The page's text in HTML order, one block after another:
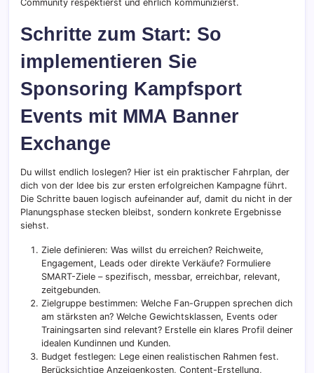
Community respektierst und ehrlich kommunizierst.
Schritte zum Start: So
implementieren Sie
Sponsoring Kampfsport
Events mit MMA Banner
Exchange
Du willst endlich loslegen? Hier ist ein praktischer Fahrplan, der
dich von der Idee bis zur ersten erfolgreichen Kampagne führt.
Die Schritte bauen logisch aufeinander auf, damit du nicht in der
Planungsphase stecken bleibst, sondern konkrete Ergebnisse
siehst.
Ziele definieren: Was willst du erreichen? Reichweite,
Engagement, Leads oder direkte Verkäufe? Formuliere
SMART-Ziele – spezifisch, messbar, erreichbar, relevant,
zeitgebunden.
Zielgruppe bestimmen: Welche Fan-Gruppen sprechen dich
am stärksten an? Welche Gewichtsklassen, Events oder
Trainingsarten sind relevant? Erstelle ein klares Profil deiner
idealen Kundinnen und Kunden.
Budget festlegen: Lege einen realistischen Rahmen fest.
Berücksichtige Anzeigenkosten, Content-Erstellung,